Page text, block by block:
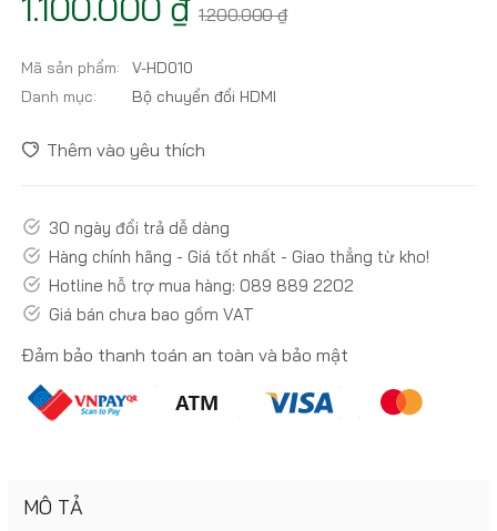
1.200.000 ₫
Mã sản phẩm:
V-HD010
Danh mục:
Bộ chuyển đổi HDMI
Thêm vào yêu thích
30 ngày đổi trả dễ dàng
Hàng chính hãng - Giá tốt nhất - Giao thẳng từ kho!
Hotline hỗ trợ mua hàng: 089 889 2202
Giá bán chưa bao gồm VAT
Đảm bảo thanh toán an toàn và bảo mật
MÔ TẢ